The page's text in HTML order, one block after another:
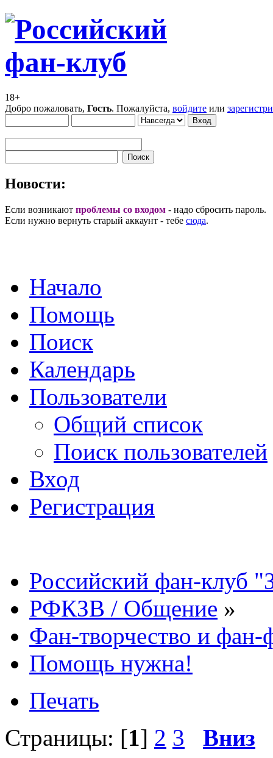
18+
Добро пожаловать, Гость. Пожалуйста, войдите или
Новости:
Если возникают проблемы со входом - надо сбросить пароль.
Если нужно вернуть старый аккаунт - тебе сюда.
Начало
Помощь
Поиск
Календарь
Пользователи
Общий список
Поиск пользователей
Вход
Регистрация
Российский фан-клуб
РФКЗВ / Общение »
Фан-творчество и
Помощь нужна!
Печать
Страницы: [1] 2 3 Вниз